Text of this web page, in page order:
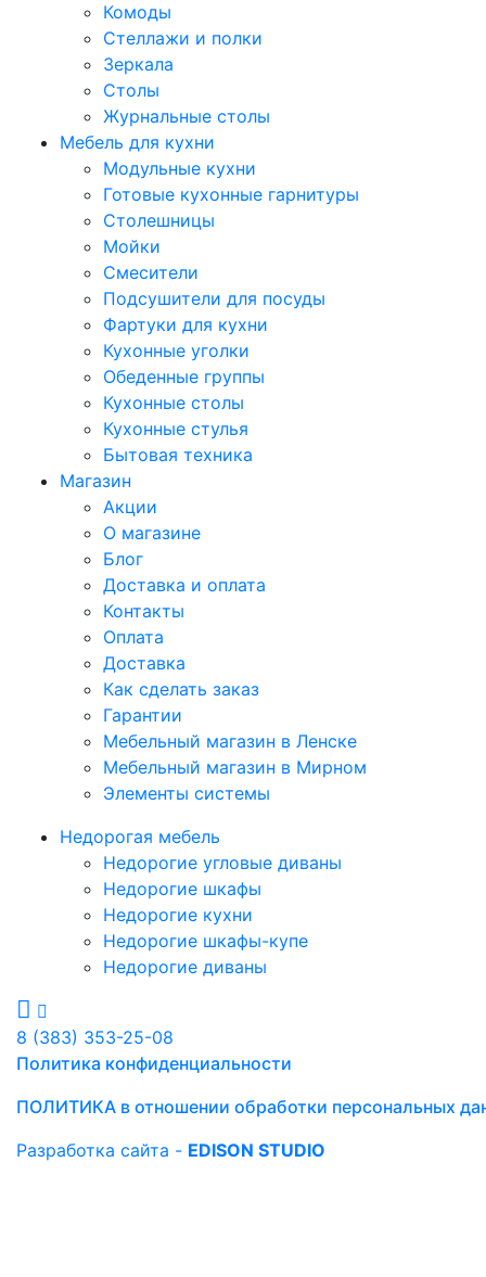
Комоды
Стеллажи и полки
Зеркала
Столы
Журнальные столы
Мебель для кухни
Модульные кухни
Готовые кухонные гарнитуры
Столешницы
Мойки
Смесители
Подсушители для посуды
Фартуки для кухни
Кухонные уголки
Обеденные группы
Кухонные столы
Кухонные стулья
Бытовая техника
Магазин
Акции
О магазине
Блог
Доставка и оплата
Контакты
Оплата
Доставка
Как сделать заказ
Гарантии
Мебельный магазин в Ленске
Мебельный магазин в Мирном
Элементы системы
Недорогая мебель
Недорогие угловые диваны
Недорогие шкафы
Недорогие кухни
Недорогие шкафы-купе
Недорогие диваны
8 (383) 353-25-08
Политика конфиденциальности
ПОЛИТИКА в отношении обработки персональных
Разработка сайта - EDISON STUDIO